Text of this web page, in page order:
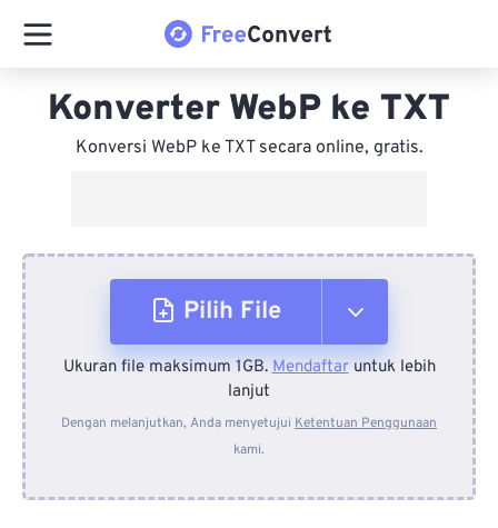
Konverter WebP ke TXT
Konversi WebP ke TXT secara online, gratis.
Pilih File
Dari Perangkat
Dari Dropbox
Ukuran file maksimum 1GB.Mendaftaruntuk lebih
lanjut
Dengan melanjutkan, Anda menyetujui Ketentuan Penggunaan
kami.